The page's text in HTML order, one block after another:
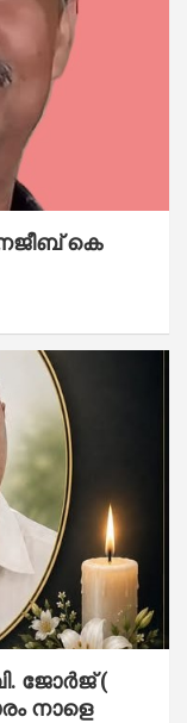
നജീബ് കെ
ജോ​ർ​ജ് (
നാളെ